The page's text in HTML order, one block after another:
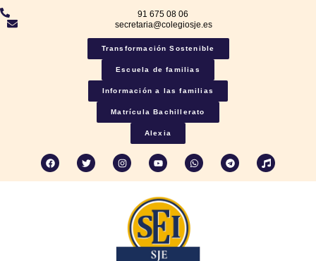
91 675 08 06
secretaria@colegiosje.es
Transformación Sostenible
Escuela de familias
Información a las familias
Matrícula Bachillerato
Alexia